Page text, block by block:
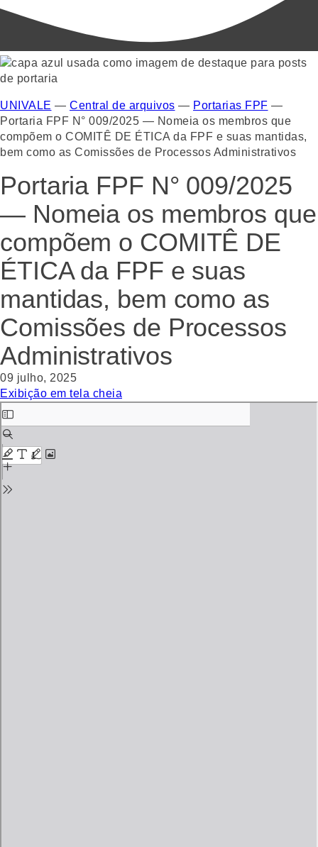
UNIVALE — Central de arquivos — Portarias FPF —
Portaria FPF N° 009/2025 — Nomeia os membros que
compõem o COMITÊ DE ÉTICA da FPF e suas mantidas,
bem como as Comissões de Processos Administrativos
Portaria FPF N° 009/2025
— Nomeia os membros que
compõem o COMITÊ DE
ÉTICA da FPF e suas
mantidas, bem como as
Comissões de Processos
Administrativos
09 julho, 2025
Exibição em tela cheia
Skip
to
PDF
content